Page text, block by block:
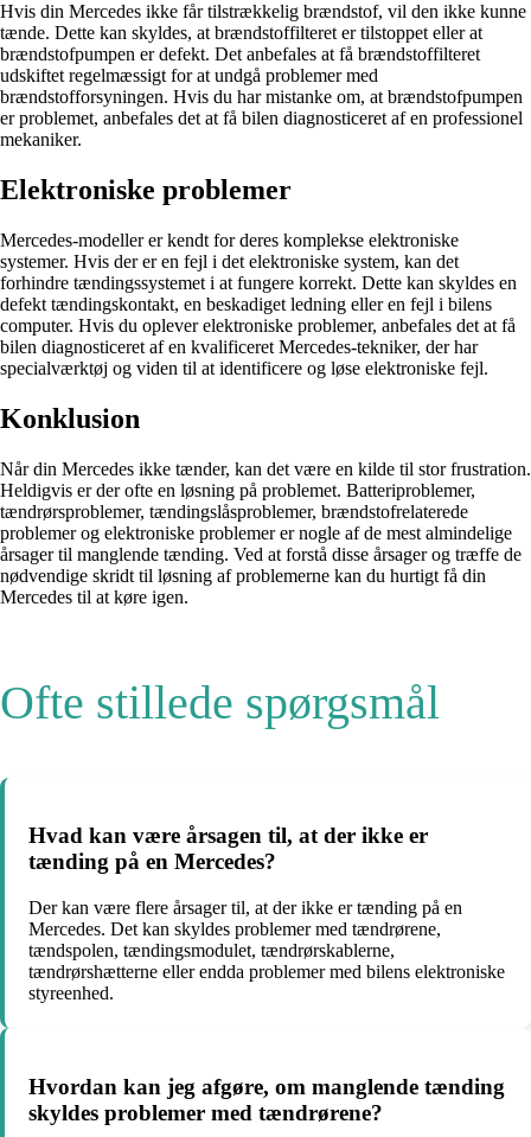
Hvis din Mercedes ikke får tilstrækkelig brændstof, vil den ikke kunne
tænde. Dette kan skyldes, at brændstoffilteret er tilstoppet eller at
brændstofpumpen er defekt. Det anbefales at få brændstoffilteret
udskiftet regelmæssigt for at undgå problemer med
brændstofforsyningen. Hvis du har mistanke om, at brændstofpumpen
er problemet, anbefales det at få bilen diagnosticeret af en professionel
mekaniker.
Elektroniske problemer
Mercedes-modeller er kendt for deres komplekse elektroniske
systemer. Hvis der er en fejl i det elektroniske system, kan det
forhindre tændingssystemet i at fungere korrekt. Dette kan skyldes en
defekt tændingskontakt, en beskadiget ledning eller en fejl i bilens
computer. Hvis du oplever elektroniske problemer, anbefales det at få
bilen diagnosticeret af en kvalificeret Mercedes-tekniker, der har
specialværktøj og viden til at identificere og løse elektroniske fejl.
Konklusion
Når din Mercedes ikke tænder, kan det være en kilde til stor frustration.
Heldigvis er der ofte en løsning på problemet. Batteriproblemer,
tændrørsproblemer, tændingslåsproblemer, brændstofrelaterede
problemer og elektroniske problemer er nogle af de mest almindelige
årsager til manglende tænding. Ved at forstå disse årsager og træffe de
nødvendige skridt til løsning af problemerne kan du hurtigt få din
Mercedes til at køre igen.
Ofte stillede spørgsmål
Hvad kan være årsagen til, at der ikke er
tænding på en Mercedes?
Der kan være flere årsager til, at der ikke er tænding på en
Mercedes. Det kan skyldes problemer med tændrørene,
tændspolen, tændingsmodulet, tændrørskablerne,
tændrørshætterne eller endda problemer med bilens elektroniske
styreenhed.
Hvordan kan jeg afgøre, om manglende tænding
skyldes problemer med tændrørene?